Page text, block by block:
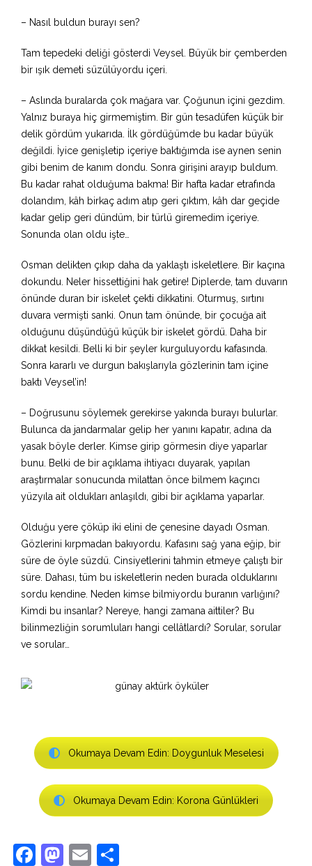
– Nasıl buldun burayı sen?
Tam tepedeki deliği gösterdi Veysel. Büyük bir çemberden
bir ışık demeti süzülüyordu içeri.
– Aslında buralarda çok mağara var. Çoğunun içini gezdim.
Yalnız buraya hiç girmemiştim. Bir gün tesadüfen küçük bir
delik gördüm yukarıda. İlk gördüğümde bu kadar büyük
değildi. İyice genişletip içeriye baktığımda ise aynen senin
gibi benim de kanım dondu. Sonra girişini arayıp buldum.
Bu kadar rahat olduğuma bakma! Bir hafta kadar etrafında
dolandım, kâh birkaç adım atıp geri çıktım, kâh dar geçide
kadar gelip geri dündüm, bir türlü giremedim içeriye.
Sonunda olan oldu işte…
Osman delikten çıkıp daha da yaklaştı iskeletlere. Bir kaçına
dokundu. Neler hissettiğini hak getire! Diplerde, tam duvarın
önünde duran bir iskelet çekti dikkatini. Oturmuş, sırtını
duvara vermişti sanki. Onun tam önünde, bir çocuğa ait
olduğunu düşündüğü küçük bir iskelet gördü. Daha bir
dikkat kesildi. Belli ki bir şeyler kurguluyordu kafasında.
Sonra kararlı ve durgun bakışlarıyla gözlerinin tam içine
baktı Veysel’in!
– Doğrusunu söylemek gerekirse yakında burayı bulurlar.
Bulunca da jandarmalar gelip her yanını kapatır, adına da
yasak böyle derler. Kimse girip görmesin diye yaparlar
bunu. Belki de bir açıklama ihtiyacı duyarak, yapılan
araştırmalar sonucunda milattan önce bilmem kaçıncı
yüzyıla ait oldukları anlaşıldı, gibi bir açıklama yaparlar.
Olduğu yere çöküp iki elini de çenesine dayadı Osman.
Gözlerini kırpmadan bakıyordu. Kafasını sağ yana eğip, bir
süre de öyle süzdü. Cinsiyetlerini tahmin etmeye çalıştı bir
süre. Dahası, tüm bu iskeletlerin neden burada olduklarını
sordu kendine. Neden kimse bilmiyordu buranın varlığını?
Kimdi bu insanlar? Nereye, hangi zamana aittiler? Bu
bilinmezliğin sorumluları hangi cellâtlardı? Sorular, sorular
ve sorular…
Okumaya Devam Edin: Doygunluk Meselesi
Okumaya Devam Edin: Korona Günlükleri
Facebook
Mastodon
Email